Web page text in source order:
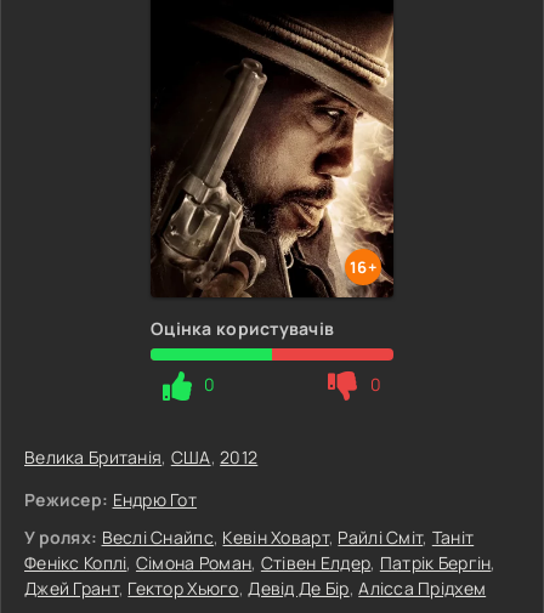
16+
Оцінка користувачів
0 0
Велика Британія, США,2012
Режисер: Ендрю Гот
У ролях: Веслі Снайпс, Кевін Ховарт, Райлі Сміт, Таніт
Фенікс Коплі, Сімона Роман, Стівен Елдер, Патрік Бергін,
Джей Грант, Гектор Хьюго,Девід Де Бір,Алісса Прідхем